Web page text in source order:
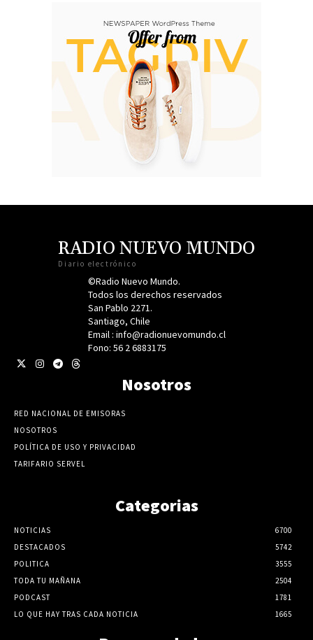
RADIO NUEVO MUNDO
Diario electrónico
©Radio Nuevo Mundo.
Todos los derechos reservados
San Pablo 2271.
Santiago, Chile
Email : info@radionuevomundo.cl
Fono: 56 2 6883175
Nosotros
RED NACIONAL DE EMISORAS
NOSOTROS
POLÍTICA DE USO Y PRIVACIDAD
TARIFARIO SERVEL
Categorias
NOTICIAS
6700
DESTACADOS
5742
POLITICA
3555
TODA TU MAÑANA
2504
PODCAST
1781
LO QUE HAY TRAS CADA NOTICIA
1665